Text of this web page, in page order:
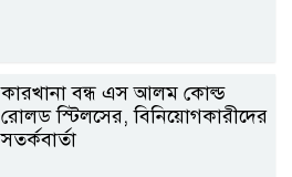
কারখানা বন্ধ এস আলম কোল্ড
রোলড স্টিলসের, বিনিয়োগকারীদের
সতর্কবার্তা